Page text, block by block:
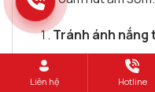
Tránh ánh
Không để Foam
Liên hệ Hotline